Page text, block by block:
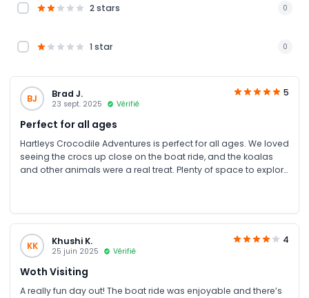
2 stars 0
1 star 0
BJ Brad J.
23 sept. 2025 Vérifié
5
Perfect for all ages
Hartleys Crocodile Adventures is perfect for all ages. We loved
seeing the crocs up close on the boat ride, and the koalas
and other animals were a real treat. Plenty of space to explore
KK Khushi K.
25 juin 2025 Vérifié
4
Woth Visiting
A really fun day out! The boat ride was enjoyable and there’s